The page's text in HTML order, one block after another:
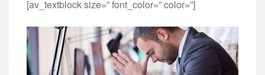
[av_textblock size=” font_color=” color=”]